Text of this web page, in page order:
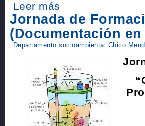
Leer más
Jornada de
(Documentación
Departamento socioambiental Chico